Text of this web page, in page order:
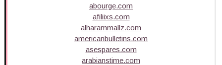
abourge.com
afiliixs.com
alharammallz.com
americanbulletins.com
asespares.com
arabianstime.com